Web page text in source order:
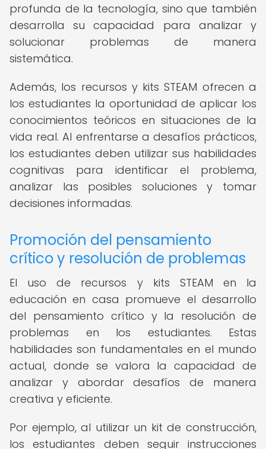
profunda de la tecnología, sino que también
desarrolla su capacidad para analizar y
solucionar problemas de manera
sistemática.
Además, los recursos y kits STEAM ofrecen a
los estudiantes la oportunidad de aplicar los
conocimientos teóricos en situaciones de la
vida real. Al enfrentarse a desafíos prácticos,
los estudiantes deben utilizar sus habilidades
cognitivas para identificar el problema,
analizar las posibles soluciones y tomar
decisiones informadas.
Promoción del pensamiento
crítico y resolución de problemas
El uso de recursos y kits STEAM en la
educación en casa promueve el desarrollo
del pensamiento crítico y la resolución de
problemas en los estudiantes. Estas
habilidades son fundamentales en el mundo
actual, donde se valora la capacidad de
analizar y abordar desafíos de manera
creativa y eficiente.
Por ejemplo, al utilizar un kit de construcción,
los estudiantes deben seguir instrucciones